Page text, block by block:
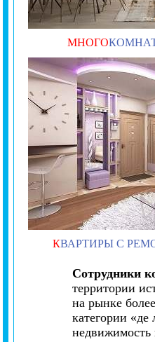
МНОГО
КВАРТИРЫ С
Сотрудники
территории
на рынке
категории
недвижимость